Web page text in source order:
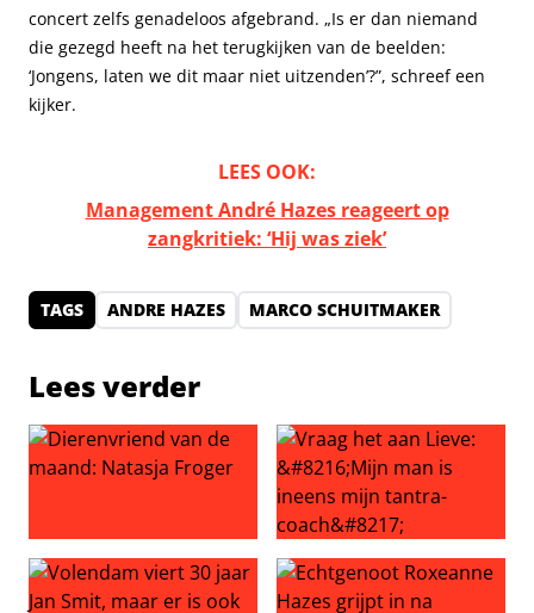
concert zelfs genadeloos afgebrand. „Is er dan niemand
die gezegd heeft na het terugkijken van de beelden:
‘Jongens, laten we dit maar niet uitzenden’?”, schreef een
kijker.
LEES OOK:
Management André Hazes reageert op
zangkritiek: ‘Hij was ziek’
TAGS ANDRE HAZES MARCO SCHUITMAKER
Lees verder
Dierenvriend van de maand: Natasja Froger
Vraag het aan Lieve: ‘Mijn